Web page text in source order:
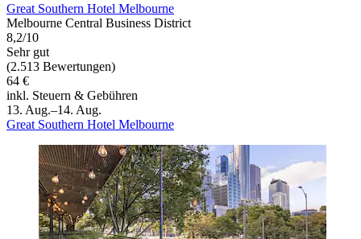
Great Southern Hotel Melbourne
Melbourne Central Business District
8,2/10
Sehr gut
(2.513 Bewertungen)
64 €
inkl. Steuern & Gebühren
13. Aug.–14. Aug.
Great Southern Hotel Melbourne